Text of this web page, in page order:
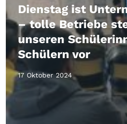
Dienstag ist
– tolle Betriebe
unseren
Schülern vor
17 Oktober 2024